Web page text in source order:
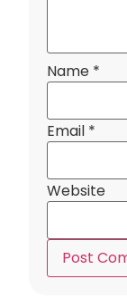
Name *
Email *
Website